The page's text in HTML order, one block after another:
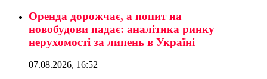
Оренда дорожчає, а попит на
новобудови падає: аналітика ринку
нерухомості за липень в Україні
07.08.2026, 16:52